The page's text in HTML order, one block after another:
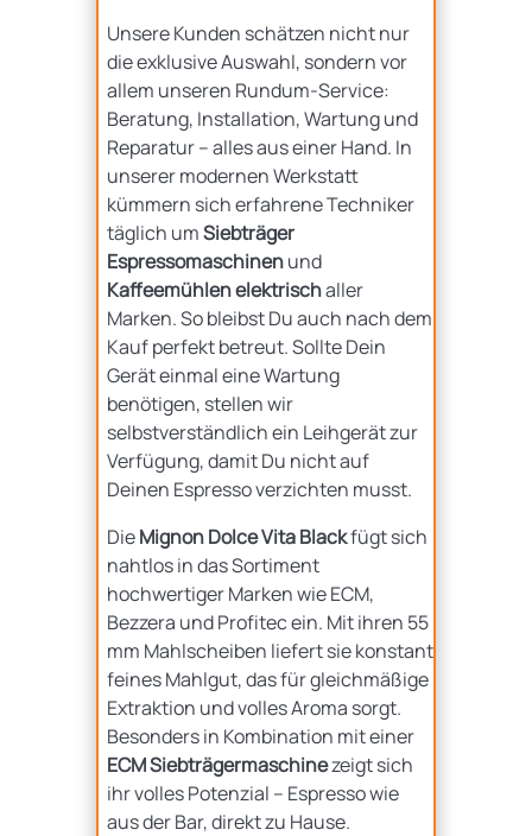
Unsere Kunden schätzen nicht nur
die exklusive Auswahl, sondern vor
allem unseren Rundum-Service:
Beratung, Installation, Wartung und
Reparatur – alles aus einer Hand. In
unserer modernen Werkstatt
kümmern sich erfahrene Techniker
täglich umSiebträger
Espressomaschinenund
Kaffeemühlen elektrischaller
Marken. So bleibst Du auch nach dem
Kauf perfekt betreut. Sollte Dein
Gerät einmal eine Wartung
benötigen, stellen wir
selbstverständlich ein Leihgerät zur
Verfügung, damit Du nicht auf
Deinen Espresso verzichten musst.
DieMignon Dolce Vita Blackfügt sich
nahtlos in das Sortiment
hochwertiger Marken wie ECM,
Bezzera und Profitec ein. Mit ihren 55
mm Mahlscheiben liefert sie konstant
feines Mahlgut, das für gleichmäßige
Extraktion und volles Aroma sorgt.
Besonders in Kombination mit einer
ECM Siebträgermaschinezeigt sich
ihr volles Potenzial – Espresso wie
aus der Bar, direkt zu Hause.